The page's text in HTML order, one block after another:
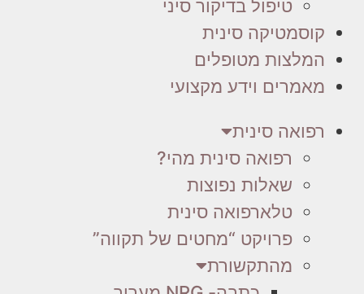
טיפול בדיקור סיני
קוסמטיקה סינית
המלצות מטופלים
מאמרים וידע מקצועי
רפואה סינית
רפואה סינית מהי?
שאלות נפוצות
טלארפואה סינית
פרויקט “מחטים של תקווה”
מהתקשורת